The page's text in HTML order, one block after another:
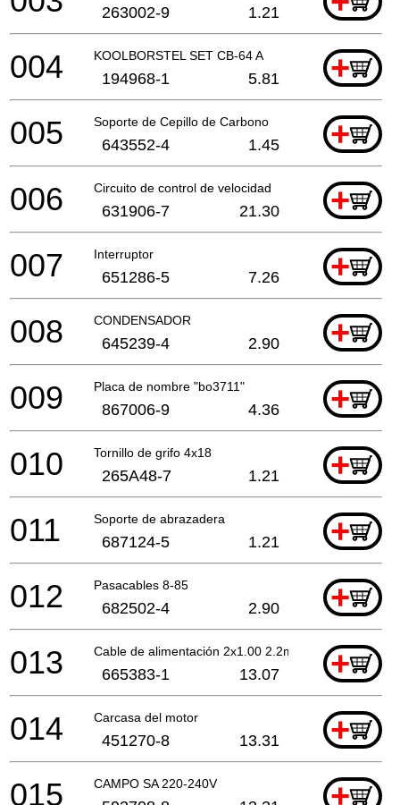
263002-9 1.21
KOOLBORSTEL SET CB-64 A +
004 194968-1 5.81
Soporte de Cepillo de Carbono +
005 643552-4 1.45
Circuito de control de velocidad +
006 631906-7 21.30
Interruptor +
007 651286-5 7.26
CONDENSADOR +
008 645239-4 2.90
Placa de nombre "bo3711" +
009 867006-9 4.36
Tornillo de grifo 4x18 +
010 265A48-7 1.21
Soporte de abrazadera +
011 687124-5 1.21
Pasacables 8-85 +
012 682502-4 2.90
Cable de alimentación 2x1.00 2.2mtr +
013 665383-1 13.07
Carcasa del motor +
014 451270-8 13.31
CAMPO SA 220-240V +
015